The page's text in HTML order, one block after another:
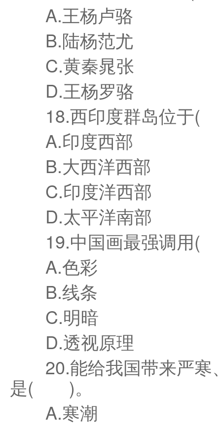
A.王杨卢骆
B.陆杨范尤
C.黄秦晁张
D.王杨罗骆
18.西印度群岛位于
A.印度西部
B.大西洋西部
C.印度洋西部
D.太平洋南部
19.中国画最强调用
A.色彩
B.线条
C.明暗
D.透视原理
20.能给我国带来严寒
是( )。
A.寒潮